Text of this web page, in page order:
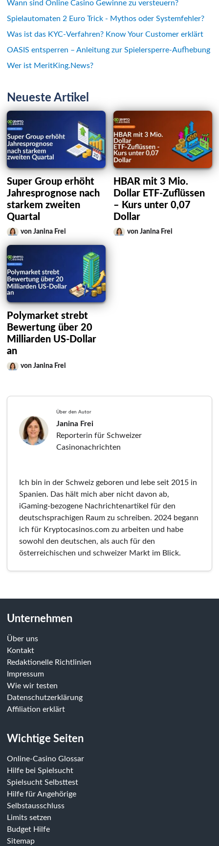
Wann sind Online Casino Gewinne zu versteuern?
Spielautomaten 2 Euro Trick - Mythos oder Systemfehler?
Was ist das KYC-Verfahren? Know Your Customer erklärt
OASIS entsperren – Anleitung zur Spielersperre-Aufhebung
Wer ist MeritKing.News?
Neueste Artikel
Super Group erhöht
Jahresprognose nach
starkem zweiten
Quartal
von Janina Frei
HBAR mit 3 Mio.
Dollar ETF-Zuflüssen
– Kurs unter 0,07
Dollar
von Janina Frei
Polymarket strebt
Bewertung über 20
Milliarden US-Dollar
an
von Janina Frei
Über den Autor
Janina Frei
Reporterin für Schweizer
Casinonachrichten
Ich bin in der Schweiz geboren und lebe seit 2015 in
Spanien. Das hält mich aber nicht davon ab,
iGaming-bezogene Nachrichtenartikel für den
deutschsprachigen Raum zu schreiben. 2024 begann
ich für Kryptocasinos.com zu arbeiten und habe
sowohl den deutschen, als auch für den
österreichischen und schweizer Markt im Blick.
Unternehmen
Über uns
Kontakt
Redaktionelle Richtlinien
Impressum
Wie wir testen
Datenschutzerklärung
Affiliation erklärt
Wichtige Seiten
Online-Casino Glossar
Hilfe bei Spielsucht
Spielsucht Selbsttest
Hilfe für Angehörige
Selbstausschluss
Limits setzen
Budget Hilfe
Sitemap